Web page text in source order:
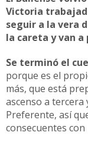
Victoria
seguir a la vera
la careta y van a
Se terminó el
porque es el
más, que está
ascenso a tercera
Preferente, así
consecuentes con